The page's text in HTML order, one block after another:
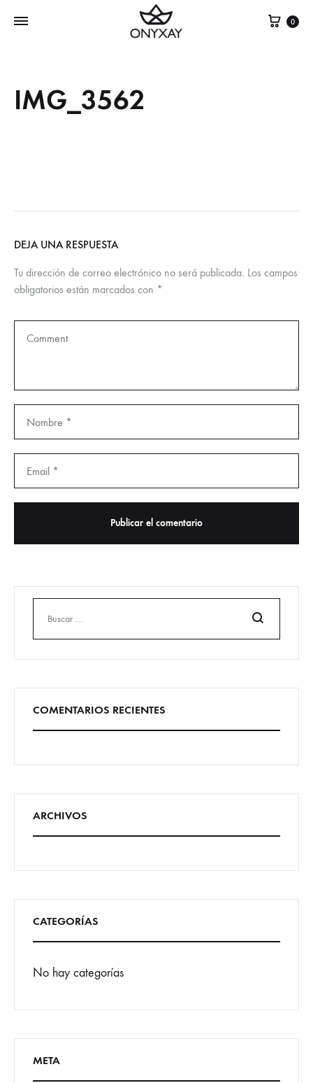
Cesta
0
IMG_3562
DEJA UNA RESPUESTA
Tu dirección de correo electrónico no será publicada. Los campos
obligatorios están marcados con *
Buscar
COMENTARIOS RECIENTES
ARCHIVOS
CATEGORÍAS
No hay categorías
META